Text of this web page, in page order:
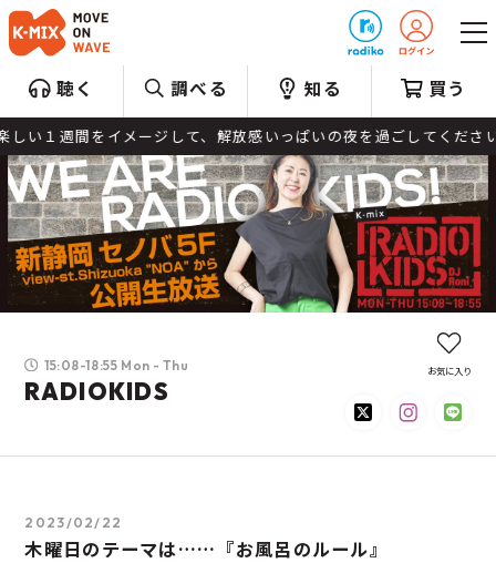
聴く 調べる 知る 買う
間をイメージして、解放感いっぱいの夜を過ごしてください。
15:08-18:55 Mon - Thu
RADIOKIDS
お気に入り
2023/02/22
木曜日のテーマは……『お風呂のルール』